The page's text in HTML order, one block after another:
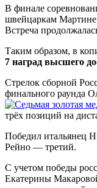
В финале
швейцаркам
Встреча
Таким образом, в
7 наград высшего
Стрелок сборной
финального раунда
трёх позиций на
Победил итальянец
Рейно — третий.
С учетом победы
Екатерины